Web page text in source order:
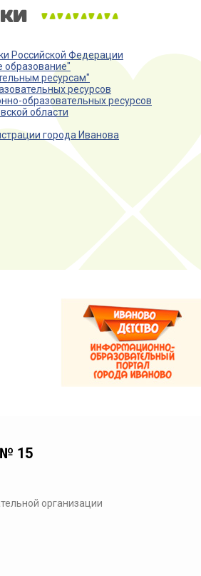
Российской Федерации
образование"
ресурсам"
ресурсов
образовательных ресурсов
области
города Иванова
15
организации